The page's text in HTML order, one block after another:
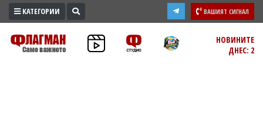
ПРОМО
ЗОНА
КАТЕГОРИИ ВАШИЯТ СИГНАЛ
НОВИНИТЕ
ДНЕС: 2